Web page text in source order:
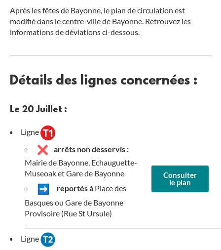
Après les fêtes de Bayonne, le plan de circulation est
modifié dans le centre-ville de Bayonne. Retrouvez les
informations de déviations ci-dessous.
Détails des lignes concernées :
Le 20 Juillet :
Ligne
arrêts non desservis :
Mairie de Bayonne, Echauguette-
Museoak et Gare de Bayonne
reportés à Place des
Basques ou Gare de Bayonne
Provisoire (Rue St Ursule)
Consulter
le plan
Ligne